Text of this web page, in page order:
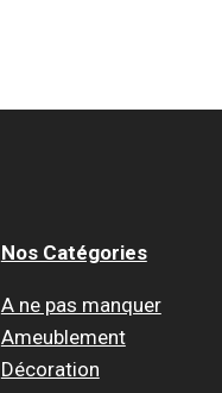
Nos Catégories
A ne pas manquer
Ameublement
Décoration